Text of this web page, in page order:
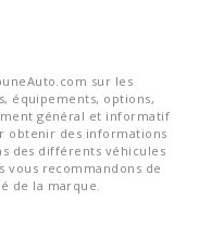
sur les
équipements, options,
général et informatif
obtenir des informations
des différents véhicules
vous recommandons de
de la marque.